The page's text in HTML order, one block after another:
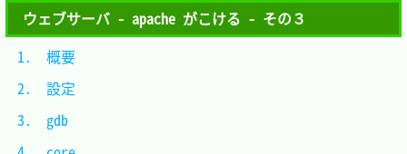
ウェブサーバ - apache がこける - その３